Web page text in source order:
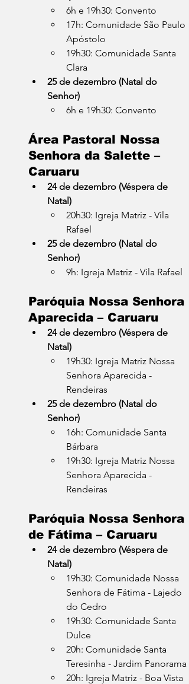
6h e 19h30: Convento
17h: Comunidade São Paulo
Apóstolo
19h30: Comunidade Santa
Clara
25 de dezembro (Natal do
Senhor)
6h e 19h30: Convento
Área Pastoral Nossa
Senhora da Salette –
Caruaru
24 de dezembro (Véspera de
Natal)
20h30: Igreja Matriz - Vila
Rafael
25 de dezembro (Natal do
Senhor)
9h: Igreja Matriz - Vila Rafael
Paróquia Nossa Senhora
Aparecida – Caruaru
24 de dezembro (Véspera de
Natal)
19h30: Igreja Matriz Nossa
Senhora Aparecida -
Rendeiras
25 de dezembro (Natal do
Senhor)
16h: Comunidade Santa
Bárbara
19h30: Igreja Matriz Nossa
Senhora Aparecida -
Rendeiras
Paróquia Nossa Senhora
de Fátima – Caruaru
24 de dezembro (Véspera de
Natal)
19h30: Comunidade Nossa
Senhora de Fátima - Lajedo
do Cedro
19h30: Comunidade Santa
Dulce
20h: Comunidade Santa
Teresinha - Jardim Panorama
20h: Igreja Matriz - Boa Vista